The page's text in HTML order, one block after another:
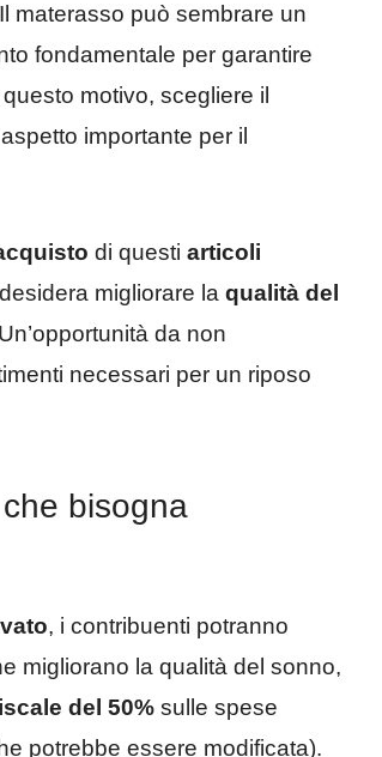
materasso può sembrare un
fondamentale per garantire
motivo, scegliere il
importante per il
di questi articoli
migliorare la qualità del
da non
necessari per un riposo
bisogna
, i contribuenti potranno
migliorano la qualità del sonno,
del 50% sulle spese
potrebbe essere modificata).